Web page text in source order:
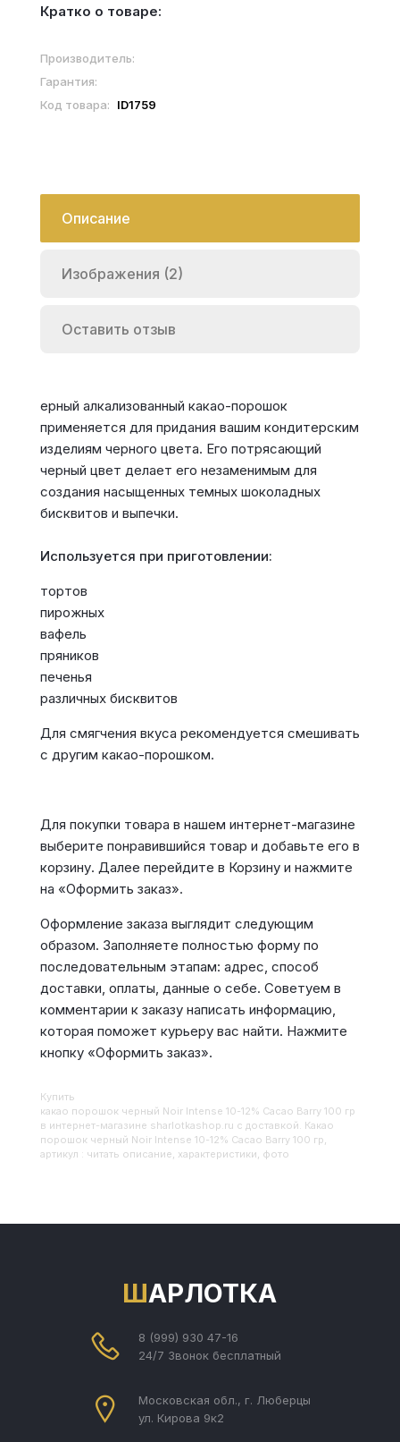
Кратко о товаре:
Производитель:
Гарантия:
Код товара:
ID1759
Описание
Изображения (2)
Оставить отзыв
ерный алкализованный какао-порошок
применяется для придания вашим кондитерским
изделиям черного цвета. Его потрясающий
черный цвет делает его незаменимым для
создания насыщенных темных шоколадных
бисквитов и выпечки.
Используется при приготовлении:
тортов
пирожных
вафель
пряников
печенья
различных бисквитов
Для смягчения вкуса рекомендуется смешивать
с другим какао-порошком.
Для покупки товара в нашем интернет-магазине
выберите понравившийся товар и добавьте его в
корзину. Далее перейдите в Корзину и нажмите
на «Оформить заказ».
Оформление заказа выглядит следующим
образом. Заполняете полностью форму по
последовательным этапам: адрес, способ
доставки, оплаты, данные о себе. Советуем в
комментарии к заказу написать информацию,
которая поможет курьеру вас найти. Нажмите
кнопку «Оформить заказ».
Купить
Какао порошок черный Noir Intense 10-12% Cacao Barry 100 гр
в интернет-магазине sharlotkashop.ru с доставкой. Какао
порошок черный Noir Intense 10-12% Cacao Barry 100 гр,
артикул : читать описание, характеристики, фото
ШАРЛОТКА
8 (999) 930 47-16
24/7 Звонок бесплатный
Московская обл., г. Люберцы
ул. Кирова 9к2